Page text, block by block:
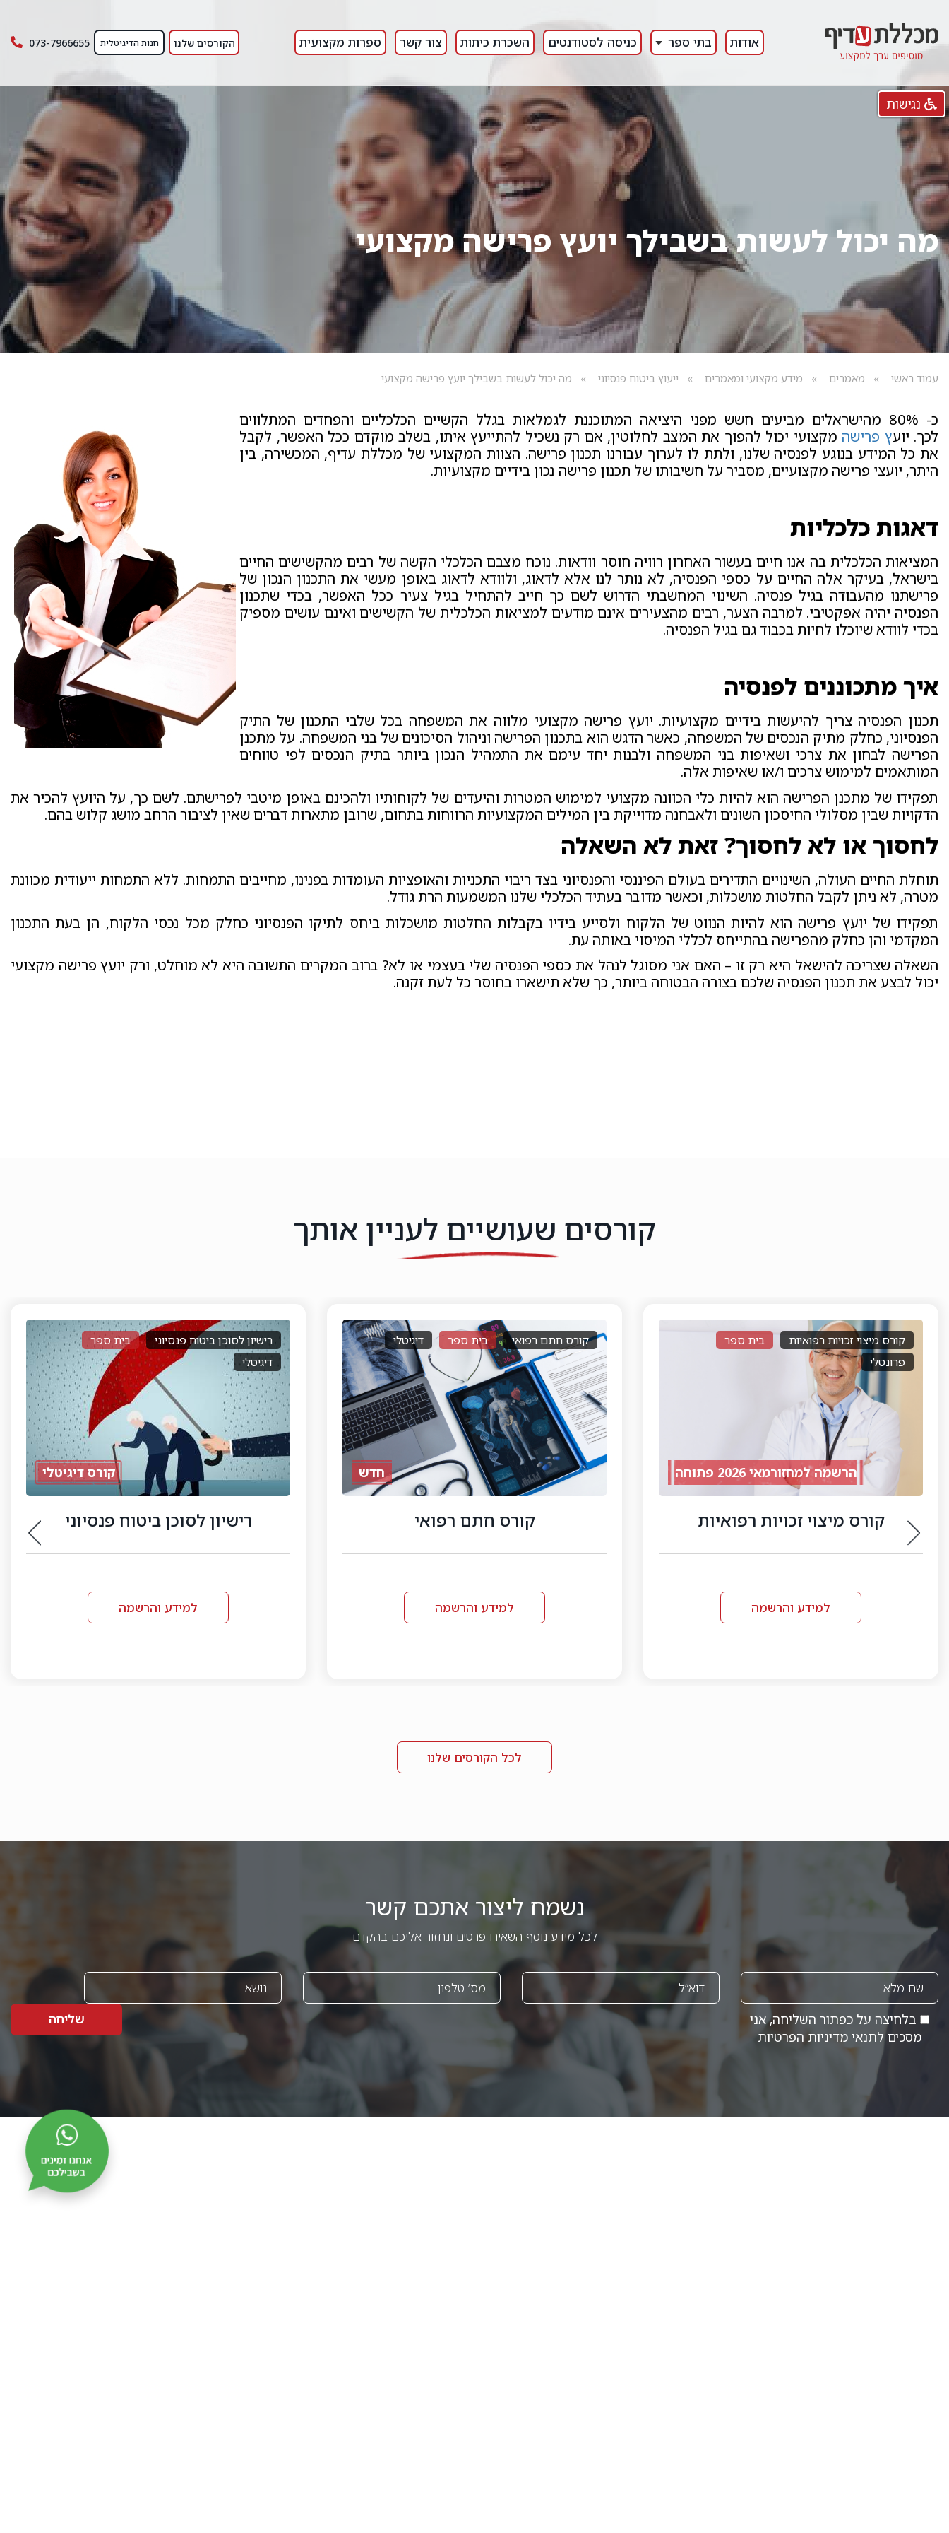
אודות בתי ספר כניסה לסטודנטים השכרת כיתות צור קשר ספרות מקצועית הקורסים שלנו חנות הדיגיטלית 073-7966655
מה יכול לעשות בשבילך יועץ פרישה מקצועי
עמוד ראשי מאמרים מידע מקצועי ומאמרים ייעוץ ביטוח פנסיוני מה יכול לעשות בשבילך יועץ פרישה מקצועי
כ- 80% מהישראלים מביעים חשש מפני היציאה המתוכננת לגמלאות בגלל הקשיים הכלכליים והפחדים המתלווים
לכך. יועץ פרישה מקצועי יכול להפוך את המצב לחלוטין, אם רק נשכיל להתייעץ איתו, בשלב מוקדם ככל האפשר, לקבל
את כל המידע בנוגע לפנסיה שלנו, ולתת לו לערוך עבורנו תכנון פרישה. הצוות המקצועי של מכללת עדיף, המכשירה, בין
היתר, יועצי פרישה מקצועיים, מסביר על חשיבותו של תכנון פרישה נכון בידיים מקצועיות.
דאגות כלכליות
המציאות הכלכלית בה אנו חיים בעשור האחרון רוויה חוסר וודאות. נוכח מצבם הכלכלי הקשה של רבים מהקשישים החיים
בישראל, בעיקר אלה החיים על כספי הפנסיה, לא נותר לנו אלא לדאוג, ולוודא לדאוג באופן מעשי את התכנון הנכון של
פרישתנו מהעבודה בגיל פנסיה. השינוי המחשבתי הדרוש לשם כך חייב להתחיל בגיל צעיר ככל האפשר, בכדי שתכנון
הפנסיה יהיה אפקטיבי. למרבה הצער, רבים מהצעירים אינם מודעים למציאות הכלכלית של הקשישים ואינם עושים מספיק
בכדי לוודא שיוכלו לחיות בכבוד גם בגיל הפנסיה.
איך מתכוננים לפנסיה
תכנון הפנסיה צריך להיעשות בידיים מקצועיות. יועץ פרישה מקצועי מלווה את המשפחה בכל שלבי התכנון של התיק
הפנסיוני, כחלק מתיק הנכסים של המשפחה, כאשר הדגש הוא בתכנון הפרישה וניהול הסיכונים של בני המשפחה. על מתכנן
הפרישה לבחון את צרכי ושאיפות בני המשפחה ולבנות יחד עימם את התמהיל הנכון ביותר בתיק הנכסים לפי טווחים
המותאמים למימוש צרכים ו/או שאיפות אלה.
תפקידו של מתכנן הפרישה הוא להיות כלי הכוונה מקצועי למימוש המטרות והיעדים של לקוחותיו ולהכינם באופן מיטבי לפרישתם. לשם כך, על היועץ להכיר את
הדקויות שבין מסלולי החיסכון השונים ולאבחנה מדוייקת בין המילים המקצועיות הרווחות בתחום, שרובן מתארות דברים שאין לציבור הרחב מושג קלוש בהם.
לחסוך או לא לחסוך? זאת לא השאלה
תוחלת החיים העולה, השינויים התדירים בעולם הפיננסי והפנסיוני בצד ריבוי התכניות והאופציות העומדות בפנינו, מחייבים התמחות. ללא התמחות ייעודית מכוונת
מטרה, לא ניתן לקבל החלטות מושכלות, וכאשר מדובר בעתיד הכלכלי שלנו המשמעות הרת גודל.
תפקידו של יועץ פרישה הוא להיות הנווט של הלקוח ולסייע בידיו בקבלות החלטות מושכלות ביחס לתיקו הפנסיוני כחלק מכל נכסי הלקוח, הן בעת התכנון
המקדמי והן כחלק מהפרישה בהתייחס לכללי המיסוי באותה עת.
השאלה שצריכה להישאל היא רק זו – האם אני מסוגל לנהל את כספי הפנסיה שלי בעצמי או לא? ברוב המקרים התשובה היא לא מוחלט, ורק יועץ פרישה מקצועי
יכול לבצע את תכנון הפנסיה שלכם בצורה הבטוחה ביותר, כך שלא תישארו בחוסר כל לעת זקנה.
קורסים שעושיים לעניין אותך
חדש
קורס חתם רפואי בית ספר דיגיטלי
קורס חתם רפואי
למידע והרשמה
קורס דיגיטלי
רישיון לסוכן ביטוח פנסיוני
בית ספר
דיגיטלי
רישיון לסוכן ביטוח פנסיוני
למידע והרשמה
קורס מתכנן פרישה בית ספר
פרונטלי
משולב
קורס מתכנן פרישה
למידע והרשמה
לכל הקורסים שלנו
נשמח ליצור אתכם קשר
לכל מידע נוסף השאירו פרטים ונחזור אליכם בהקדם
שליחה
בלחיצה על כפתור השליחה, אני
מסכים לתנאי מדיניות הפרטיות
נגישות